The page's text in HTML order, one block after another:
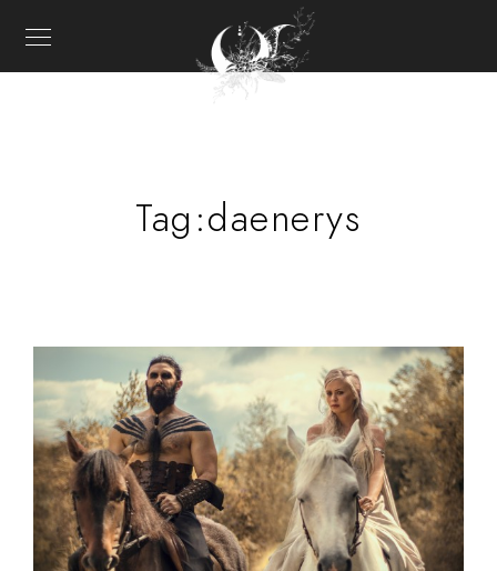
Tag:daenerys